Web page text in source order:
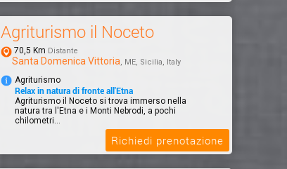
Agriturismo il Noceto
70,5 Km Distante
Santa Domenica Vittoria, ME, Sicilia, Italy
Agriturismo
Relax in natura di fronte all'Etna
Agriturismo il Noceto si trova immerso nella
natura tra l'Etna e i Monti Nebrodi, a pochi
chilometri...
Richiedi prenotazione